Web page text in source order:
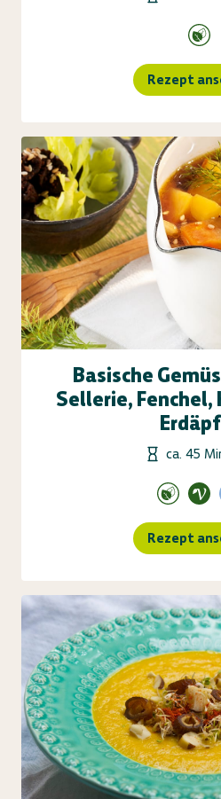
Rezept
Basische
Sellerie,
ca. 45
Rezept